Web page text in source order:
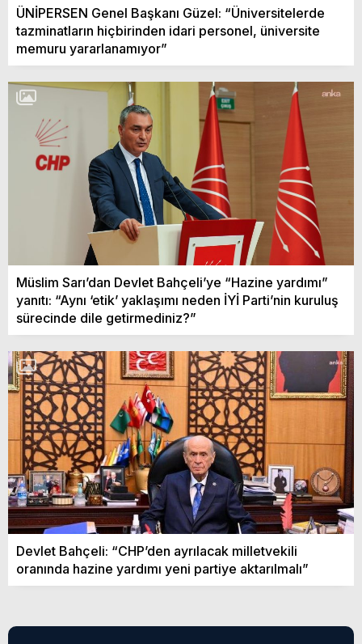
ÜNİPERSEN Genel Başkanı Güzel: “Üniversitelerde
tazminatların hiçbirinden idari personel, üniversite
memuru yararlanamıyor”
Müslim Sarı’dan Devlet Bahçeli’ye “Hazine yardımı”
yanıtı: “Aynı ‘etik’ yaklaşımı neden İYİ Parti’nin kuruluş
sürecinde dile getirmediniz?”
Devlet Bahçeli: “CHP’den ayrılacak milletvekili
oranında hazine yardımı yeni partiye aktarılmalı”